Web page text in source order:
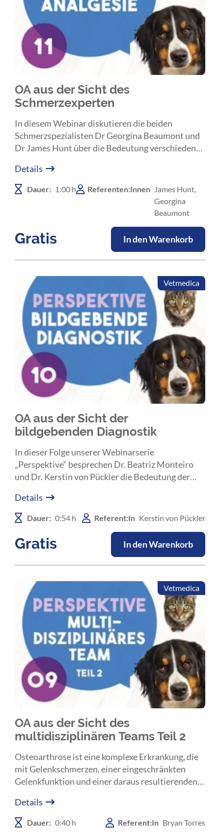
OA aus der Sicht des
Schmerzexperten
In diesem Webinar diskutieren die beiden
Schmerzspezialisten Dr Georgina Beaumont und
Dr James Hunt über die Bedeutung verschiedener
mit Osteoarthrose individuell angepasst werden
können.
Details
Dauer: 1:00 h Referenten:Innen James Hunt,
Georgina
Beaumont
Gratis In den Warenkorb
Vetmedica
OA aus der Sicht der
bildgebenden Diagnostik
In dieser Folge unserer Webinarserie
„Perspektive“ besprechen Dr. Beatriz Monteiro
und Dr. Kerstin von Pückler die Bedeutung der
von kaniner Osteoarthrose.
Details
Dauer: 0:54 h Referent:In Kerstin von Pückler
Gratis In den Warenkorb
Vetmedica
OA aus der Sicht des
multidisziplinären Teams Teil 2
Osteoarthrose ist eine komplexe Erkrankung, die
mit Gelenkschmerzen, einer eingeschränkten
Gelenkfunktion und einer daraus resultierenden
zweiten Teil des Webinars erklärt Dr. Bryan
Torres, wie man ein multidisziplinäres Team
aufbaut und welche Vorteile dieser komplexe
Details
Dauer: 0:40 h Referent:In Bryan Torres